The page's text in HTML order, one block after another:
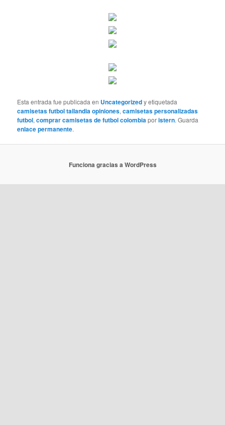
Esta entrada fue publicada en Uncategorizedy etiquetada
camisetas futbol tailandia opiniones,camisetas personalizadas
futbol,comprar camisetas de futbol colombiaporistern. Guarda
enlace permanente.
Funciona gracias a WordPress